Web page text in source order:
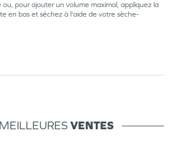
ou, pour ajouter un volume maximal, appliquez la
en bas et séchez à l'aide de votre sèche-
VENTES